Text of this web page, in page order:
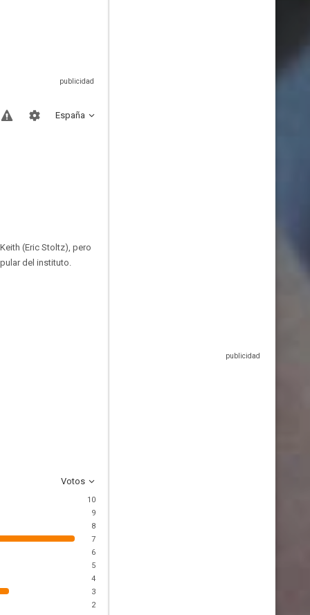
España
(Eric Stoltz), pero
del instituto.
Votos
10
9
8
7
6
5
4
3
2